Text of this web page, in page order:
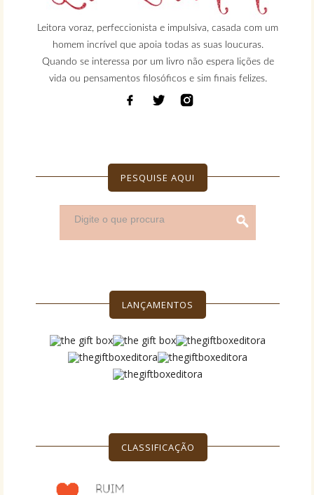
Leitora voraz, perfeccionista e impulsiva, casada com um
homem incrível que apoia todas as suas loucuras.
Quando se interessa por um livro não espera lições de
vida ou pensamentos filosóficos e sim finais felizes.
PESQUISE AQUI
LANÇAMENTOS
CLASSIFICAÇÃO